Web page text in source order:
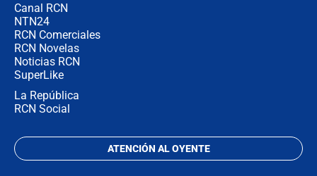
Canal RCN
NTN24
RCN Comerciales
RCN Novelas
Noticias RCN
SuperLike
La República
RCN Social
ATENCIÓN AL OYENTE